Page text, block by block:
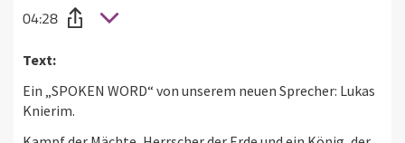
04:28
Text:
Ein „SPOKEN WORD“ von unserem neuen Sprecher: Lukas
Knierim.